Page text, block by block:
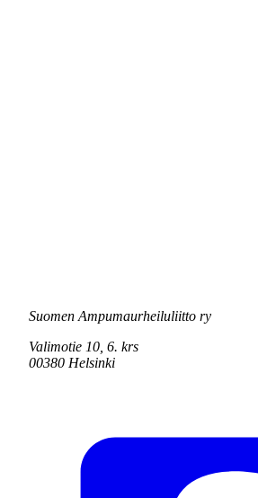
Suomen Ampumaurheiluliitto ry
Valimotie 10, 6. krs
00380 Helsinki